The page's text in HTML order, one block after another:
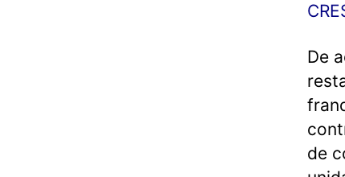
De
de